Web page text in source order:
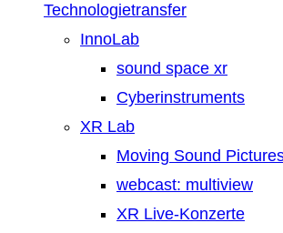
Technologietransfer
InnoLab
sound space xr
Cyberinstruments
XR Lab
Moving Sound
webcast: multiview
XR Live-Konzerte